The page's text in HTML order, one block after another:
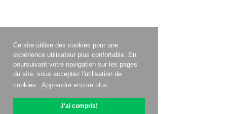
Ce site utilise des cookies pour une
expérience utilisateur plus confortable. En
poursuivant votre navigation sur les pages
du site, vous acceptez l'utilisation de
cookies. Apprendre encore plus
J'ai compris!